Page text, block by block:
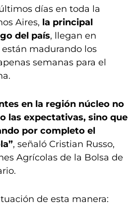
días en toda la
Aires, la principal
del país, llegan en
madurando los
semanas para el
en la región núcleo no
las expectativas, sino que
por completo el
, señaló Cristian Russo,
Agrícolas de la Bolsa de
de esta manera: